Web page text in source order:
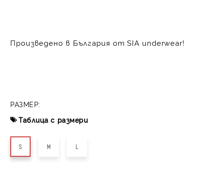
Произведено в България от SIA underwear!
РАЗМЕР:
Таблица с размери
S M L